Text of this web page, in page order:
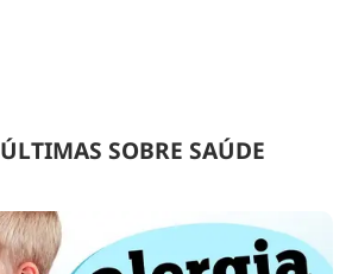
ÚLTIMAS SOBRE SAÚDE